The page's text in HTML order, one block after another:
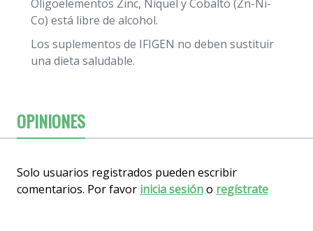
Oligoelementos Zinc, Níquel y Cobalto (Zn-Ni-
Co) está libre de alcohol.
Los suplementos de IFIGEN no deben sustituir
una dieta saludable.
OPINIONES
Solo usuarios registrados pueden escribir
comentarios. Por favor inicia sesióno regístrate